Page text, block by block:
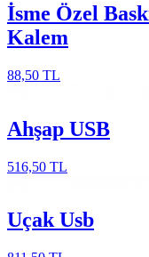
İsme Özel
Kalem
88,50 TL
Ahşap USB
516,50 TL
Uçak Usb